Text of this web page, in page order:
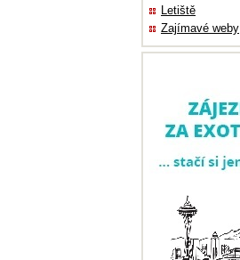
Letiště
Zajímavé weby